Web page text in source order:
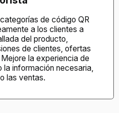
de código QR
a los clientes a
del producto,
de clientes, ofertas
la experiencia de
información necesaria,
las ventas.